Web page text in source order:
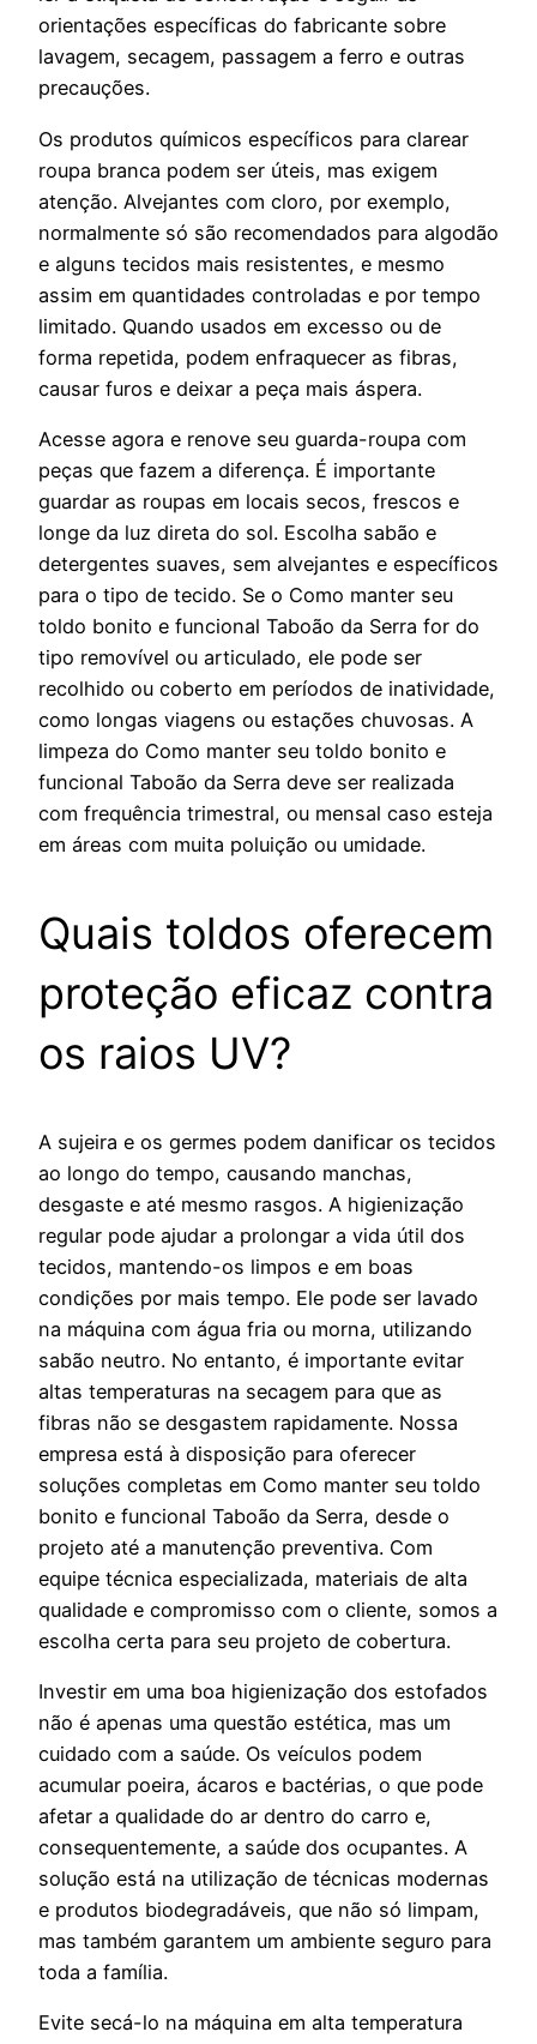
orientações específicas do fabricante sobre
lavagem, secagem, passagem a ferro e outras
precauções.
Os produtos químicos específicos para clarear
roupa branca podem ser úteis, mas exigem
atenção. Alvejantes com cloro, por exemplo,
normalmente só são recomendados para algodão
e alguns tecidos mais resistentes, e mesmo
assim em quantidades controladas e por tempo
limitado. Quando usados em excesso ou de
forma repetida, podem enfraquecer as fibras,
causar furos e deixar a peça mais áspera.
Acesse agora e renove seu guarda-roupa com
peças que fazem a diferença. É importante
guardar as roupas em locais secos, frescos e
longe da luz direta do sol. Escolha sabão e
detergentes suaves, sem alvejantes e específicos
para o tipo de tecido. Se o Como manter seu
toldo bonito e funcional Taboão da Serra for do
tipo removível ou articulado, ele pode ser
recolhido ou coberto em períodos de inatividade,
como longas viagens ou estações chuvosas. A
limpeza do Como manter seu toldo bonito e
funcional Taboão da Serra deve ser realizada
com frequência trimestral, ou mensal caso esteja
em áreas com muita poluição ou umidade.
Quais toldos oferecem
proteção eficaz contra
os raios UV?
A sujeira e os germes podem danificar os tecidos
ao longo do tempo, causando manchas,
desgaste e até mesmo rasgos. A higienização
regular pode ajudar a prolongar a vida útil dos
tecidos, mantendo-os limpos e em boas
condições por mais tempo. Ele pode ser lavado
na máquina com água fria ou morna, utilizando
sabão neutro. No entanto, é importante evitar
altas temperaturas na secagem para que as
fibras não se desgastem rapidamente. Nossa
empresa está à disposição para oferecer
soluções completas em Como manter seu toldo
bonito e funcional Taboão da Serra, desde o
projeto até a manutenção preventiva. Com
equipe técnica especializada, materiais de alta
qualidade e compromisso com o cliente, somos a
escolha certa para seu projeto de cobertura.
Investir em uma boa higienização dos estofados
não é apenas uma questão estética, mas um
cuidado com a saúde. Os veículos podem
acumular poeira, ácaros e bactérias, o que pode
afetar a qualidade do ar dentro do carro e,
consequentemente, a saúde dos ocupantes. A
solução está na utilização de técnicas modernas
e produtos biodegradáveis, que não só limpam,
mas também garantem um ambiente seguro para
toda a família.
Evite secá-lo na máquina em alta temperatura